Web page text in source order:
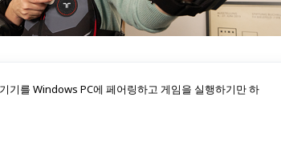
기를 Windows PC에 페어링하고 게임을 실행하기만 하